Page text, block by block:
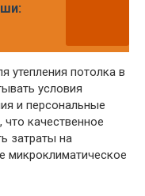
утепления потолка в
условия
и персональные
качественное
затраты на
микроклиматическое